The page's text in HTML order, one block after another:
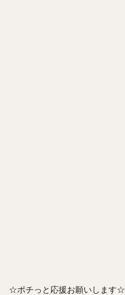
☆ポチっと応援お願いします☆